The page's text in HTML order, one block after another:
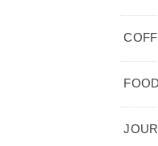
FOOD